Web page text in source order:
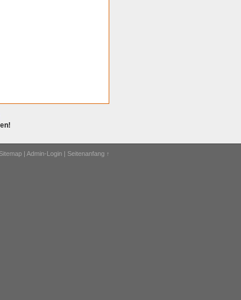
Sitemap | Admin-Login | Seitenanfang ↑